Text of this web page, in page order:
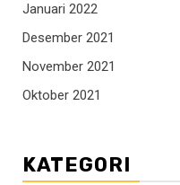
Januari 2022
Desember 2021
November 2021
Oktober 2021
KATEGORI